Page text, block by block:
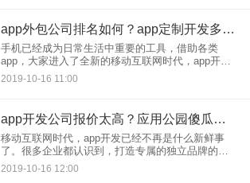
app外包公司排名如何？app定制开发多少钱？0基础自己进行app开发
手机已经成为日常生活中重要的工具，借助各类
app，大家进入了全新的移动互联网时代，app开发
自然成为企业营销、创业赚钱的优选。app定制开发
需要哪些流程？如何选择app外包公司，app外包公
2019-10-16 11:00
app开发公司报价太高？应用公园傻瓜式软件开发平台，快速搞定app开发
移动互联网时代，app开发已经不再是什么新鲜事
了。很多企业都认识到，打造专属的独立品牌的
app，是企业在移动互联网未来生存发展的重要选
择。因此app开发的价格就成为了很多客户首要关心
2019-10-16 12:00